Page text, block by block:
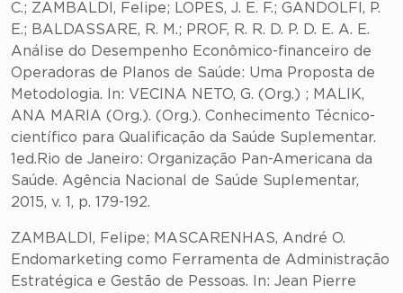
C.; ZAMBALDI, Felipe; LOPES, J. E. F.; GANDOLFI, P.
E.; BALDASSARE, R. M.; PROF, R. R. D. P. D. E. A. E.
Análise do Desempenho Econômico-financeiro de
Operadoras de Planos de Saúde: Uma Proposta de
Metodologia. In: VECINA NETO, G. (Org.) ; MALIK,
ANA MARIA (Org.). (Org.). Conhecimento Técnico-
científico para Qualificação da Saúde Suplementar.
1ed.Rio de Janeiro: Organização Pan-Americana da
Saúde. Agência Nacional de Saúde Suplementar,
2015, v. 1, p. 179-192.
ZAMBALDI, Felipe; MASCARENHAS, André O.
Endomarketing como Ferramenta de Administração
Estratégica e Gestão de Pessoas. In: Jean Pierre